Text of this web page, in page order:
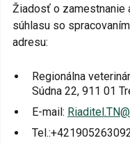
Žiadosť o zamestnanie
súhlasu so
adresu:
Regionálna
Súdna 22, 911 01
E-mail: